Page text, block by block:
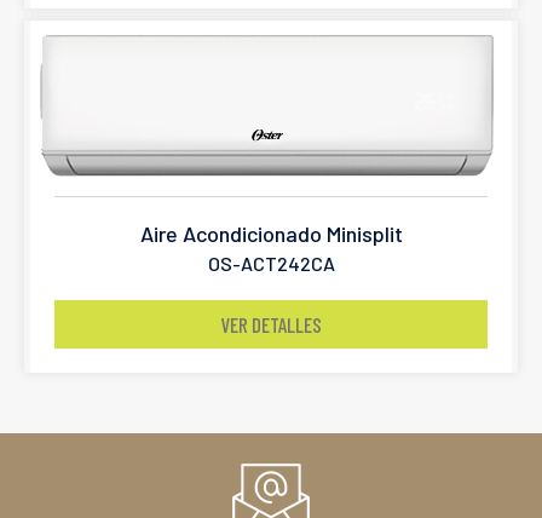
Aire Acondicionado Minisplit
OS-ACT242CA
VER DETALLES